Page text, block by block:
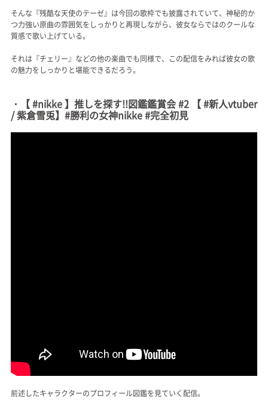
そんな『残酷な天使のテーゼ』は今回の歌枠でも披露されていて、神秘的か
つ力強い原曲の雰囲気をしっかりと再現しながら、彼女ならではのクールな
質感で歌い上げている。
それは『チェリー』などの他の楽曲でも同様で、この配信をみれば彼女の歌
の魅力をしっかりと堪能できるだろう。
・【 #nikke 】推しを探す!!図鑑鑑賞会 #2 【 #新人vtuber
/ 紫倉雪兎】#勝利の女神nikke #完全初見
前述したキャラクターのプロフィール図鑑を見ていく配信。